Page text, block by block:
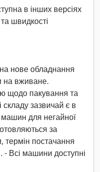
в інших версіях
швидкості
нове обладнання
на вживане.
щодо пакування та
зазвичай є в
машин для негайної
за
термін постачання
- Всі машини доступні